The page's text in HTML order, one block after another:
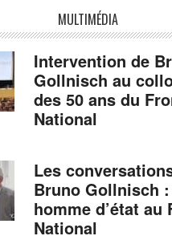
MULTIMÉDIA
Intervention de
Gollnisch au
des 50 ans du
National
Les
Bruno Gollnisch
homme d’état au
National